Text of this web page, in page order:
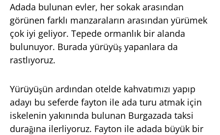
Adada bulunan evler, her sokak arasından
görünen farklı manzaraların arasından yürümek
çok iyi geliyor. Tepede ormanlık bir alanda
bulunuyor. Burada yürüyüş yapanlara da
rastlıyoruz.
Yürüyüşün ardından otelde kahvatımızı yapıp
adayı bu seferde fayton ile ada turu atmak için
iskelenin yakınında bulunan Burgazada taksi
durağına ilerliyoruz. Fayton ile adada büyük bir